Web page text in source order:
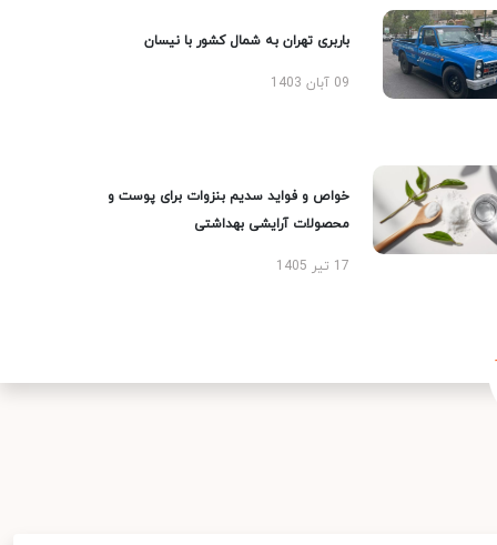
باربری تهران به شمال کشور با نیسان
09 آبان 1403
خواص و فواید سدیم بنزوات برای پوست و
محصولات آرایشی بهداشتی
17 تیر 1405